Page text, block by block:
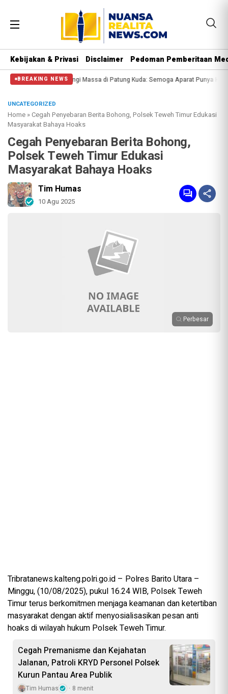
Kebijakan & Privasi Disclaimer Pedoman Pemberitaan
BREAKING NEWS
Halangi Massa di Patung Kuda: Semoga Aparat Punya Hati Nurani
UNCATEGORIZED
Home »Cegah Penyebaran Berita Bohong, Polsek Teweh Timur Edukasi
Masyarakat Bahaya Hoaks
Cegah Penyebaran Berita Bohong,
Polsek Teweh Timur Edukasi
Masyarakat Bahaya Hoaks
Tim Humas
10 Agu 2025
Perbesar
Tribratanews.kalteng.polri.go.id – Polres Barito Utara –
Minggu, (10/08/2025), pukul 16.24 WIB, Polsek Teweh
Timur terus berkomitmen menjaga keamanan dan ketertiban
masyarakat dengan aktif menyosialisasikan pesan anti
hoaks di wilayah hukum Polsek Teweh Timur.
Cegah Premanisme dan Kejahatan
Jalanan, Patroli KRYD Personel Polsek
Kurun Pantau Area Publik
Tim Humas 8 menit